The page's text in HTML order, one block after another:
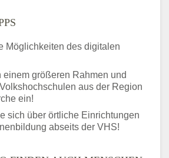
Möglichkeiten des digitalen
einem größeren Rahmen und
aus der Region
ein!
sich über örtliche Einrichtungen
abseits der VHS!